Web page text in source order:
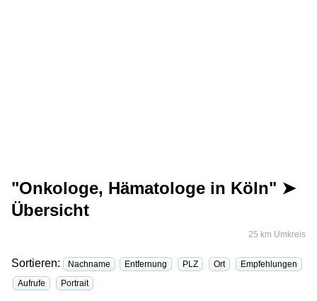
"Onkologe, Hämatologe in Köln" ➤
Übersicht
25 km Umkreis
Sortieren: Nachname Entfernung PLZ Ort
Empfehlungen
Aufrufe
Portrait